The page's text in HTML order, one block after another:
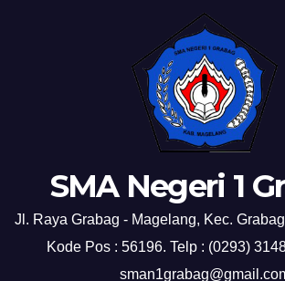
SMA Negeri 1
Jl. Raya Grabag - Magelang, Kec.
Kode Pos : 56196. Telp : (0293)